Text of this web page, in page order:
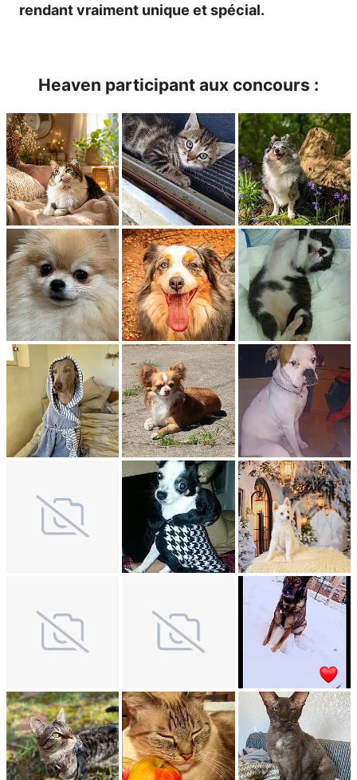
rendant vraiment unique et spécial.
Heaven participant aux concours :